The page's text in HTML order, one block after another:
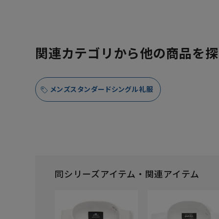
関連カテゴリから他の商品を
メンズスタンダードシングル礼服
同シリーズアイテム・関連アイテム